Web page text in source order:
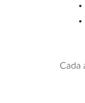
Cada